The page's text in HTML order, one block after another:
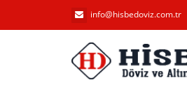
info@hisbedoviz.com.tr